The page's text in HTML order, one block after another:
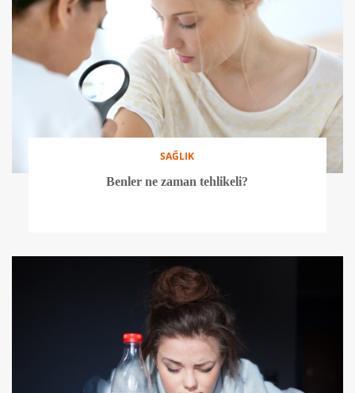
SAĞLIK
Benler ne zaman tehlikeli?